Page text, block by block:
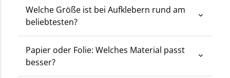
Welche Größe ist bei Aufklebern rund am
beliebtesten?
Papier oder Folie: Welches Material passt
besser?